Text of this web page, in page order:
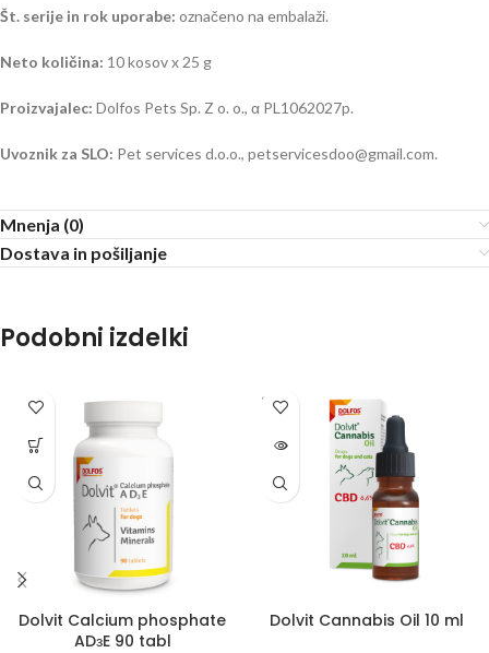
Št. serije in rok uporabe: označeno na embalaži.
Neto količina: 10 kosov x 25 g
Proizvajalec: Dolfos Pets Sp. Z o. o., α PL1062027p.
Uvoznik za SLO: Pet services d.o.o., petservicesdoo@gmail.com.
Mnenja (0)
Dostava in pošiljanje
Podobni izdelki
Dolvit Calcium phosphate
ADзE 90 tabl
SOLD
OUT
Dolvit Cannabis Oil 10 ml